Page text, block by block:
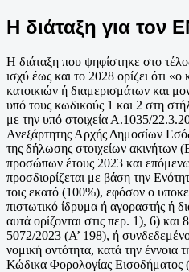
Η διάταξη για τον
Η διάταξη που ψηφίστηκε στο
ισχύ έως και το 2028 ορίζει ότι «ο
κατοικιών ή διαμερισμάτων και
υπό τους κωδικούς 1 και 2 στη
με την υπό στοιχεία Α.1035/
Ανεξάρτητης Αρχής Δημοσίων
της δήλωσης στοιχείων ακινήτων
προσώπων έτους 2023 και
προσδιορίζεται με βάση την
τοις εκατό (100%), εφόσον ο
πιστωτικό ίδρυμα ή αγοραστής ή
αυτά ορίζονται στις περ. 1), 6)
5072/2023 (Α’ 198), ή
νομική οντότητα, κατά την έννοια
Κώδικα Φορολογίας